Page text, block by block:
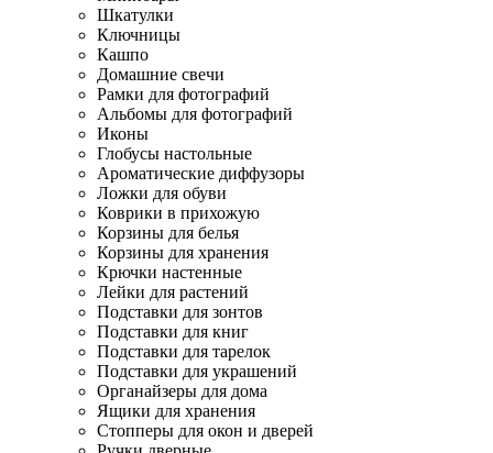
Шкатулки
Ключницы
Кашпо
Домашние свечи
Рамки для фотографий
Альбомы для фотографий
Иконы
Глобусы настольные
Ароматические диффузоры
Ложки для обуви
Коврики в прихожую
Корзины для белья
Корзины для хранения
Крючки настенные
Лейки для растений
Подставки для зонтов
Подставки для книг
Подставки для тарелок
Подставки для украшений
Органайзеры для дома
Ящики для хранения
Стопперы для окон и дверей